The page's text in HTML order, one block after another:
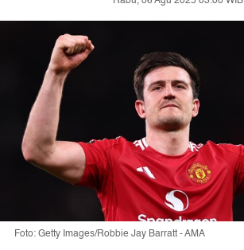
Foto: Getty Images/Robbie Jay Barratt - AMA